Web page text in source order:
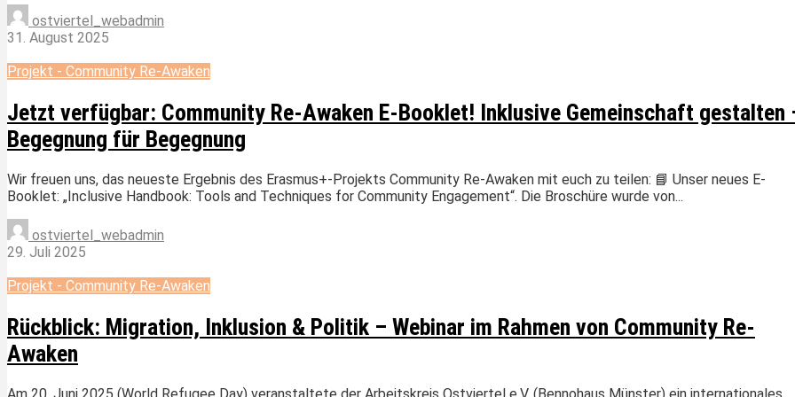
ostviertel_webadmin
31. August 2025
Projekt - Community Re-Awaken
Jetzt verfügbar: Community Re-Awaken E-Booklet! Inklusive Gemeinschaft gestalten
Begegnung für Begegnung
Wir freuen uns, das neueste Ergebnis des Erasmus+-Projekts Community Re-Awaken mit euch zu teilen: 📘 Unser neues E-
Booklet: „Inclusive Handbook: Tools and Techniques for Community Engagement“. Die Broschüre wurde von...
ostviertel_webadmin
29. Juli 2025
Projekt - Community Re-Awaken
Rückblick: Migration, Inklusion & Politik – Webinar im Rahmen von Community Re-
Awaken